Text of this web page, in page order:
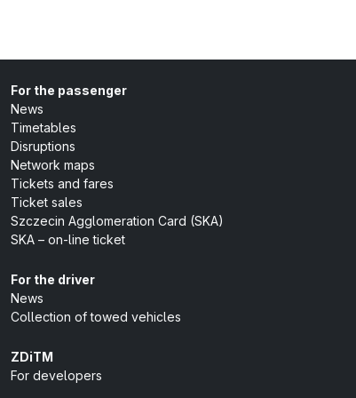
For the passenger
News
Timetables
Disruptions
Network maps
Tickets and fares
Ticket sales
Szczecin Agglomeration Card (SKA)
SKA – on-line ticket
For the driver
News
Collection of towed vehicles
ZDiTM
For developers